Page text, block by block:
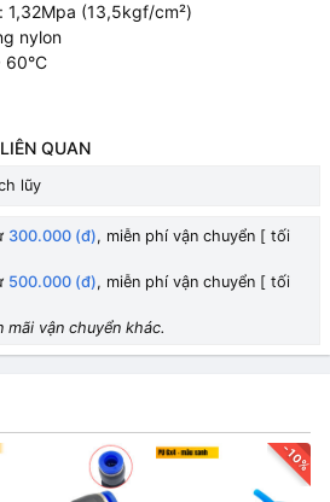
1,32Mpa (13,5kgf/cm²)
nylon
60°C
QUAN
lũy
300.000 (đ), miễn phí vận chuyển [ tối
500.000 (đ), miễn phí vận chuyển [ tối
mãi vận chuyển khác.
-10%